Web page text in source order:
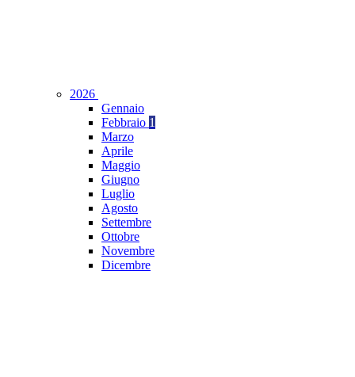
2026
Gennaio
Febbraio 1
Marzo
Aprile
Maggio
Giugno
Luglio
Agosto
Settembre
Ottobre
Novembre
Dicembre